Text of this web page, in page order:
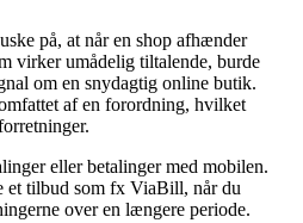
på, at når en shop afhænder
virker umådelig tiltalende, burde
om en snydagtig online butik.
af en forordning, hvilket
eller betalinger med mobilen.
et tilbud som fx ViaBill, når du
over en længere periode.